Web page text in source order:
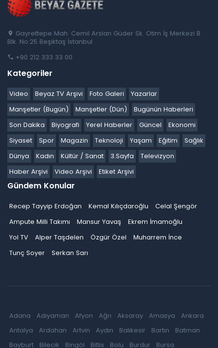
Gayrettepe Mah. Cemil Arslan Güder Sk. Otim İş Merkezi B
Blk. No:25 Beşiktaş İstanbul
+90 212 333 33 00
Kategoriler
Video Beyaz TV Arşivi Foto Galeri
Yazarlar
Manşetler (Bugün)
Manşetler (Dün)
Bugünün Haberleri
Son Dakika
Biyografi Yerel Haberler Güncel
Ekonomi
Siyaset
Spor Magazin Teknoloji Yaşam Eğitim
Sağlık
Dünya
Kadın Kültür / Sanat 3.Sayfa
Televizyon
Haber Arşivi
Video Arşivi Etiket Arşivi
Gündem Konular
Recep Tayyip Erdoğan Kemal Kılıçdaroğlu
Celal Şengör
Ampute Milli Takımı
Mansur Yavaş
Ekrem İmamoğlu
Yol TV
Alper Taşdelen Özgür Özel
Muharrem İnce
Tunç Soyer
Serkan Sarı
Adana Adıyaman Afyon Ağrı Aksaray Amasya
Ankara
Antalya
Ardahan Artvin Aydın Balıkesir Bartın
Batman
Bayburt
Bilecik Bingöl Bitlis Bolu Burdur
Bursa